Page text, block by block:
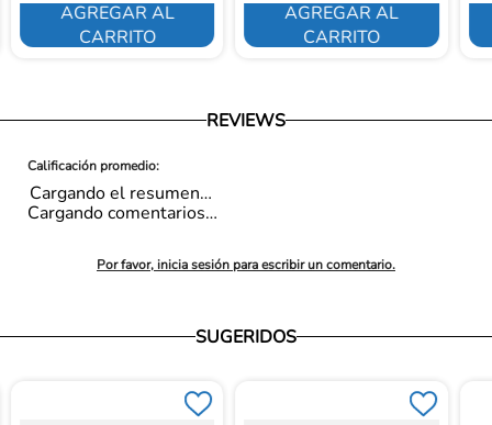
AGREGAR AL
CARRITO
AGREGAR AL
CARRITO
REVIEWS
Cargando el resumen…
Por favor, inicia sesión para escribir un comentario.
Cargando comentarios…
SUGERIDOS